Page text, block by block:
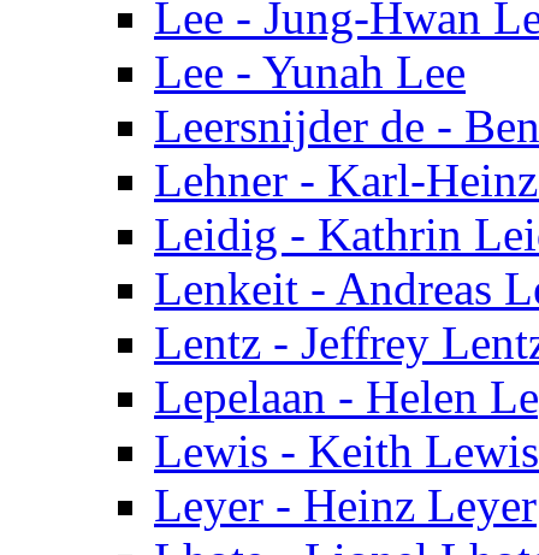
Lee - Jung-Hwan
Lee - Yunah Lee
Leersnijder de -
Lehner - Karl-
Leidig - Kathrin
Lenkeit - Andreas
Lentz - Jeffrey
Lepelaan - Helen
Lewis - Keith Lewis
Leyer - Heinz Leyer